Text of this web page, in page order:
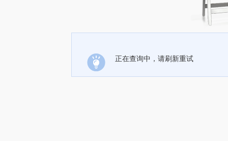
正在查询中，请刷新重试